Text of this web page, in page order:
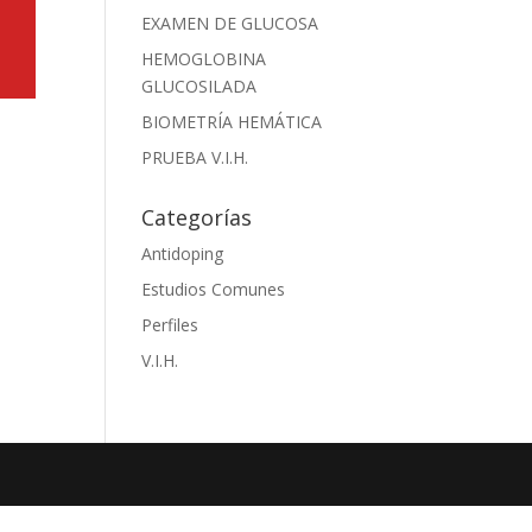
EXAMEN DE GLUCOSA
HEMOGLOBINA
GLUCOSILADA
BIOMETRÍA HEMÁTICA
PRUEBA V.I.H.
Categorías
Antidoping
Estudios Comunes
Perfiles
V.I.H.